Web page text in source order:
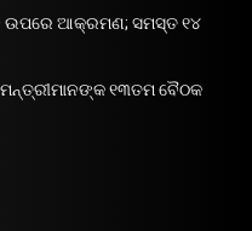
ଉପରେ ଆକ୍ରମଣ; ସମସ୍ତ ୧୪
୧୩ତମ ବୈଠକ